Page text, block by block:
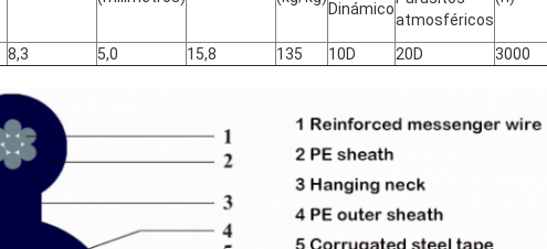
Dinámico
atmosféricos
8,3 5,0 15,8 135 10D 20D 3000